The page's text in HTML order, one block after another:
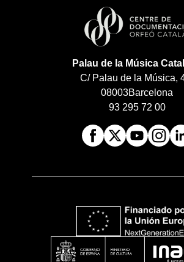
Palau de la Música
C/ Palau de la Música,
08003Barcelona
93 295 72 00